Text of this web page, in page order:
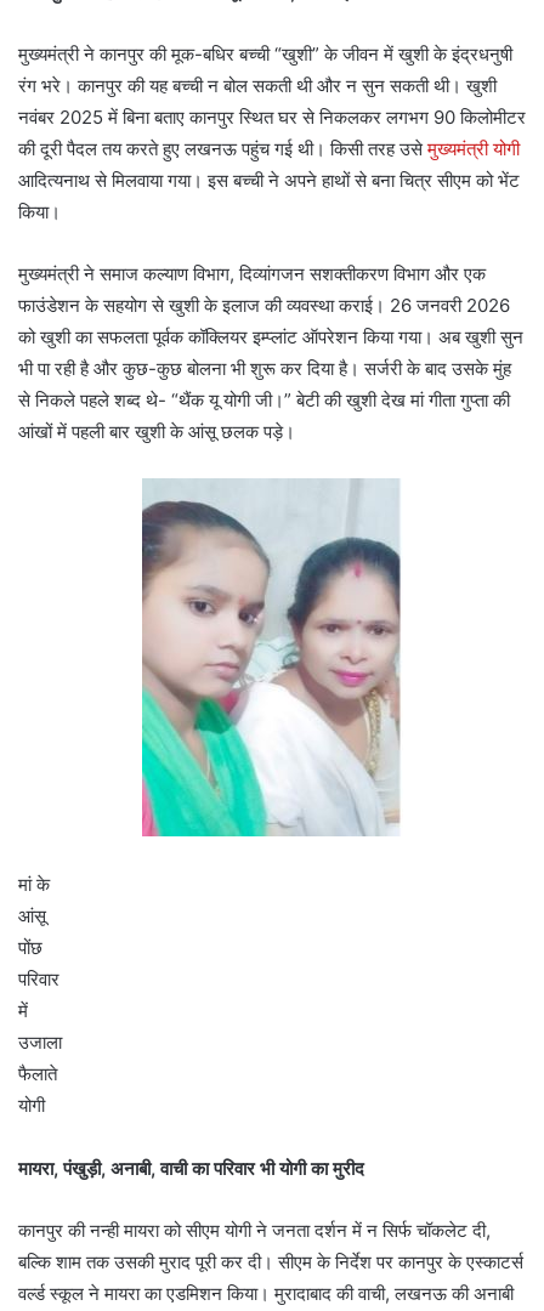
मुख्यमंत्री ने कानपुर की मूक-बधिर बच्ची “खुशी” के जीवन में खुशी के इंद्रधनुषी
रंग भरे। कानपुर की यह बच्ची न बोल सकती थी और न सुन सकती थी। खुशी
नवंबर 2025 में बिना बताए कानपुर स्थित घर से निकलकर लगभग 90 किलोमीटर
की दूरी पैदल तय करते हुए लखनऊ पहुंच गई थी। किसी तरह उसेमुख्यमंत्री योगी
आदित्यनाथ से मिलवाया गया। इस बच्ची ने अपने हाथों से बना चित्र सीएम को भेंट
किया।
मुख्यमंत्री ने समाज कल्याण विभाग, दिव्यांगजन सशक्तीकरण विभाग और एक
फाउंडेशन के सहयोग से खुशी के इलाज की व्यवस्था कराई। 26 जनवरी 2026
को खुशी का सफलता पूर्वक कॉक्लियर इम्प्लांट ऑपरेशन किया गया। अब खुशी सुन
भी पा रही है और कुछ-कुछ बोलना भी शुरू कर दिया है। सर्जरी के बाद उसके मुंह
से निकले पहले शब्द थे- “थैंक यू योगी जी।” बेटी की खुशी देख मां गीता गुप्ता की
आंखों में पहली बार खुशी के आंसू छलक पड़े।
मां के
आंसू
पोंछ
परिवार
में
उजाला
फैलाते
योगी
मायरा, पंखुड़ी, अनाबी, वाची का परिवार भी योगी का मुरीद
कानपुर की नन्ही मायरा को सीएम योगी ने जनता दर्शन में न सिर्फ चॉकलेट दी,
बल्कि शाम तक उसकी मुराद पूरी कर दी। सीएम के निर्देश पर कानपुर के एस्काटर्स
वर्ल्ड स्कूल ने मायरा का एडमिशन किया। मुरादाबाद की वाची, लखनऊ की अनाबी